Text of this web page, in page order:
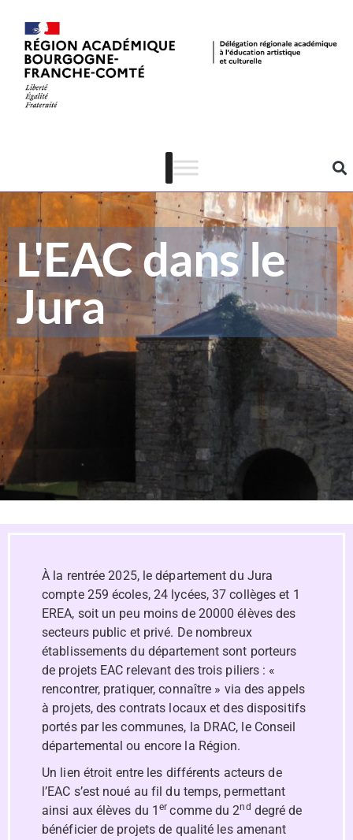
L'EAC dans le
Jura
À la rentrée 2025, le département du Jura
compte 259 écoles, 24 lycées, 37 collèges et 1
EREA, soit un peu moins de 20000 élèves des
secteurs public et privé. De nombreux
établissements du département sont porteurs
de projets EAC relevant des trois piliers : «
rencontrer, pratiquer, connaître » via des appels
à projets, des contrats locaux et des dispositifs
portés par les communes, la DRAC, le Conseil
départemental ou encore la Région.
Un lien étroit entre les différents acteurs de
l’EAC s’est noué au fil du temps, permettant
ainsi aux élèves du 1er comme du 2nd degré de
bénéficier de projets de qualité les amenant